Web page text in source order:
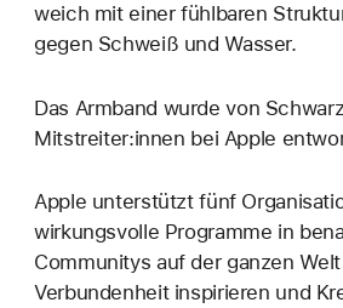
weich mit einer fühlbaren
gegen Schweiß und Wasser.
Das Armband wurde von
Mitstreiter:innen bei Apple
Apple unterstützt fünf
wirkungsvolle Programme in
Communitys auf der ganzen
Verbundenheit inspirieren und